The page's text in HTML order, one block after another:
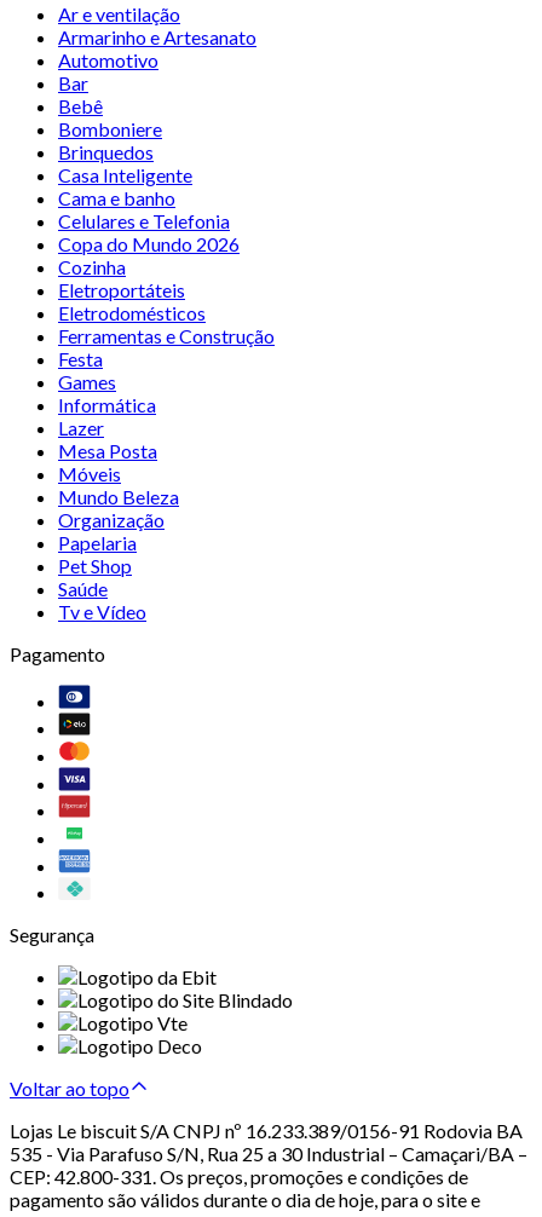
Ar e ventilação
Armarinho e Artesanato
Automotivo
Bar
Bebê
Bomboniere
Brinquedos
Casa Inteligente
Cama e banho
Celulares e Telefonia
Copa do Mundo 2026
Cozinha
Eletroportáteis
Eletrodomésticos
Ferramentas e Construção
Festa
Games
Informática
Lazer
Mesa Posta
Móveis
Mundo Beleza
Organização
Papelaria
Pet Shop
Saúde
Tv e Vídeo
Pagamento
Segurança
Voltar ao topo
Lojas Le biscuit S/A CNPJ nº 16.233.389/0156-91 Rodovia BA
535 - Via Parafuso S/N, Rua 25 a 30 Industrial – Camaçari/BA –
CEP: 42.800-331. Os preços, promoções e condições de
pagamento são válidos durante o dia de hoje, para o site e